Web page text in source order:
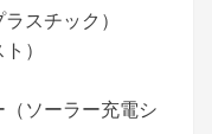
スチック）
）
ソーラー充電シ